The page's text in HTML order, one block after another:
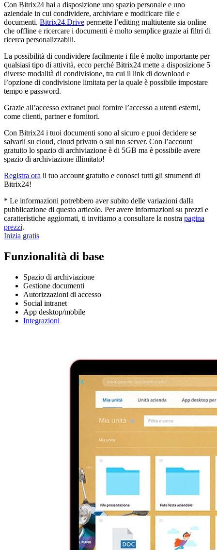
Con Bitrix24 hai a disposizione uno spazio personale e uno
aziendale in cui condividere, archiviare e modificare file e
documenti. Bitrix24.Drive permette l’editing multiutente sia online
che offline e ricercare i documenti è molto semplice grazie ai filtri di
ricerca personalizzabili.
La possibilità di condividere facilmente i file è molto importante per
qualsiasi tipo di attività, ecco perché Bitrix24 mette a disposizione 5
diverse modalità di condivisione, tra cui il link di download e
l’opzione di condivisione limitata per la quale è possibile impostare
tempo e password.
Grazie all’accesso extranet puoi fornire l’accesso a utenti esterni,
come clienti, partner e fornitori.
Con Bitrix24 i tuoi documenti sono al sicuro e puoi decidere se
salvarli su cloud, cloud privato o sul tuo server. Con l’account
gratuito lo spazio di archiviazione è di 5GB ma è possibile avere
spazio di archiviazione illimitato!
Registra ora il tuo account gratuito e conosci tutti gli strumenti di
Bitrix24!
* Le informazioni potrebbero aver subito delle variazioni dalla
pubblicazione di questo articolo. Per avere informazioni su prezzi e
caratteristiche aggiornati, ti invitiamo a consultare la nostra pagina
prezzi.
Inizia gratis
Funzionalità di base
Spazio di archiviazione
Gestione documenti
Autorizzazioni di accesso
Social intranet
App desktop/mobile
Integrazioni